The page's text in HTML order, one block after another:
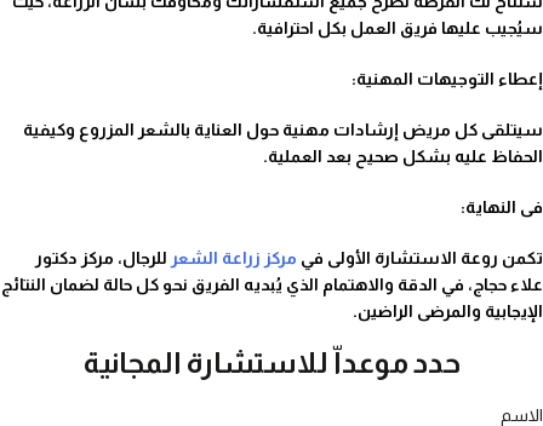
سيُجيب عليها فريق العمل بكل احترافية.
إعطاء التوجيهات المهنية:
سيتلقى كل مريض إرشادات مهنية حول العناية بالشعر المزروع وكيفية
الحفاظ عليه بشكل صحيح بعد العملية.
فى النهاية:
تكمن روعة الاستشارة الأولى في مركز زراعة الشعر للرجال، مركز دكتور
علاء حجاج، في الدقة والاهتمام الذي يُبديه الفريق نحو كل حالة لضمان النتائج
الإيجابية والمرضى الراضين.
حدد موعداّ للاستشارة المجانية
الاسم